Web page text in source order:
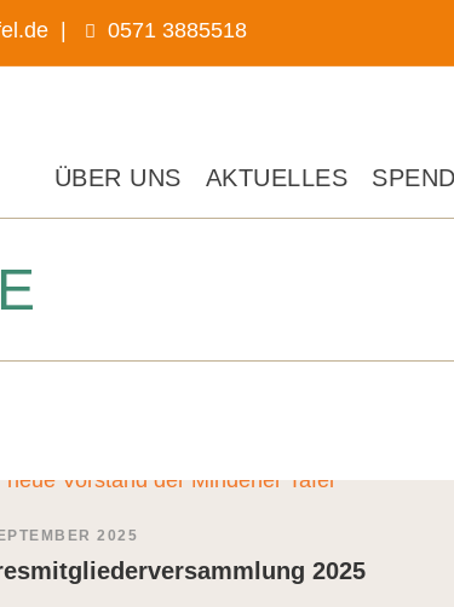
0571 3885518
ÜBER UNS AKTUELLES
2025
2025